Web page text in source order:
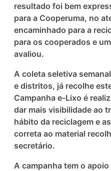
resultado foi bem
para a Cooperuma, no
encaminhado para a
para os cooperados e
avaliou.
A coleta seletiva
e distritos, já recolhe
Campanha e-Lixo é
dar mais visibilidade ao
hábito da reciclagem e
correta ao material
secretário.
A campanha tem o